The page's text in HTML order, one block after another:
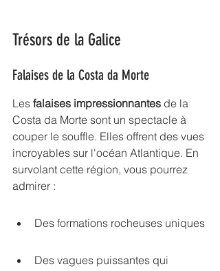
Trésors de la Galice
Falaises de la Costa da Morte
Les falaises impressionnantes de la
Costa da Morte sont un spectacle à
couper le souffle. Elles offrent des vues
incroyables sur l'océan Atlantique. En
survolant cette région, vous pourrez
admirer :
Des formations rocheuses uniques
Des vagues puissantes qui